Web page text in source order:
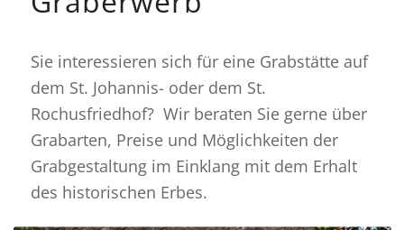
Sie interessieren sich für eine Grabstätte auf
dem St. Johannis- oder dem St.
Rochusfriedhof? Wir beraten Sie gerne über
Grabarten, Preise und Möglichkeiten der
Grabgestaltung im Einklang mit dem Erhalt
des historischen Erbes.